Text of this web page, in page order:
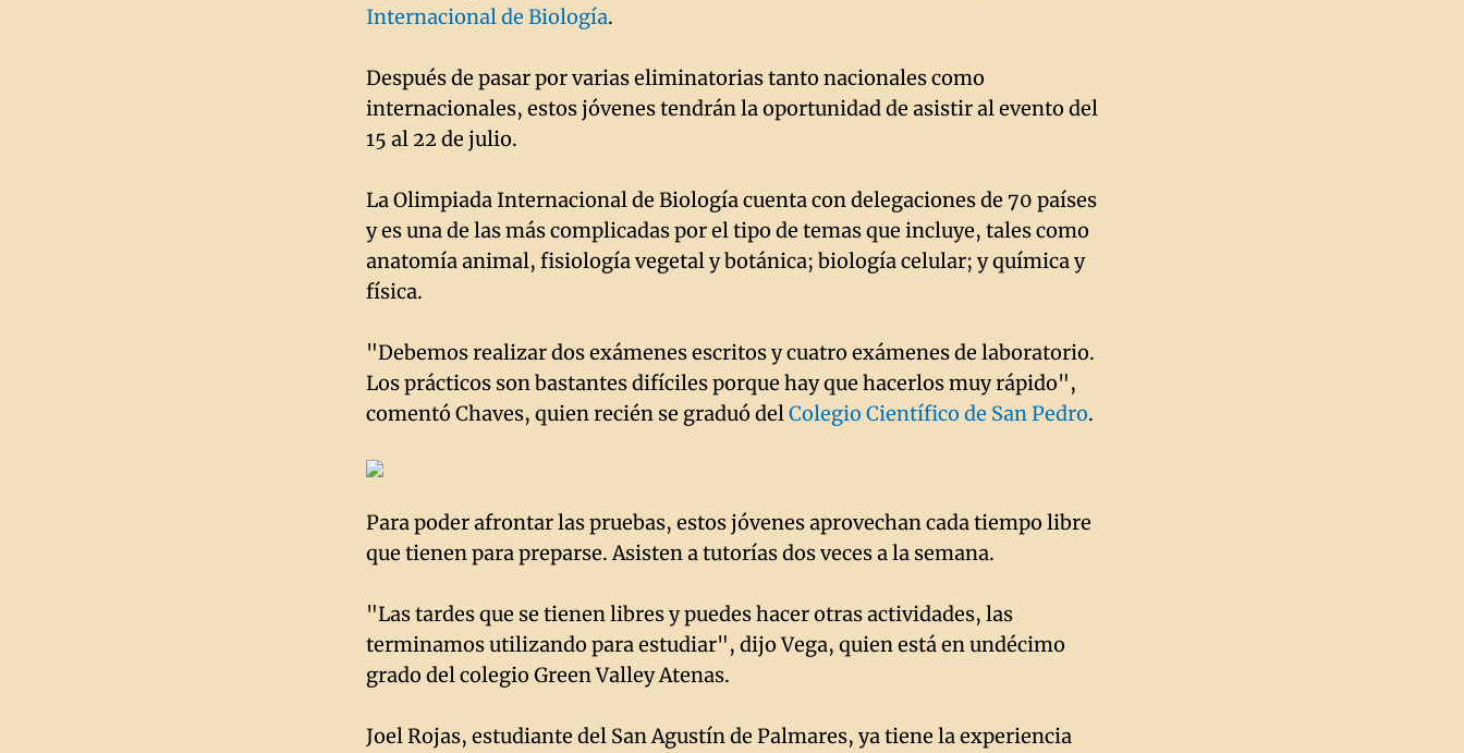
Internacional de Biología.
Después de pasar por varias eliminatorias tanto nacionales como
internacionales, estos jóvenes tendrán la oportunidad de asistir al evento del
15 al 22 de julio.
La Olimpiada Internacional de Biología cuenta con delegaciones de 70 países
y es una de las más complicadas por el tipo de temas que incluye, tales como
anatomía animal, fisiología vegetal y botánica; biología celular; y química y
física.
"Debemos realizar dos exámenes escritos y cuatro exámenes de laboratorio.
Los prácticos son bastantes difíciles porque hay que hacerlos muy rápido",
comentó Chaves, quien recién se graduó delColegio Científico de San Pedro.
Para poder afrontar las pruebas, estos jóvenes aprovechan cada tiempo libre
que tienen para preparse. Asisten a tutorías dos veces a la semana.
"Las tardes que se tienen libres y puedes hacer otras actividades, las
terminamos utilizando para estudiar", dijo Vega, quien está en undécimo
grado del colegio Green Valley Atenas.
Joel Rojas, estudiante del San Agustín de Palmares, ya tiene la experiencia